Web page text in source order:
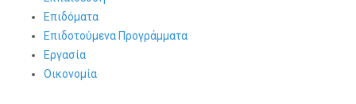
Επιδόματα
Επιδοτούμενα Προγράμματα
Εργασία
Οικονομία